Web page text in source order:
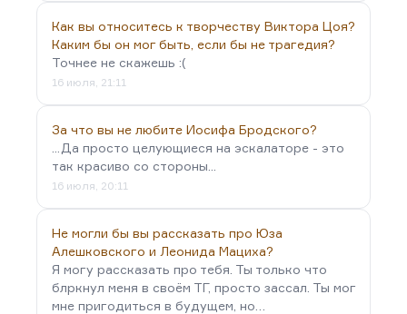
Как вы относитесь к творчеству Виктора Цоя?
Каким бы он мог быть, если бы не трагедия?
Точнее не скажешь :(
16 июля, 21:11
За что вы не любите Иосифа Бродского?
...Да просто целующиеся на эскалаторе - это
так красиво со стороны...
16 июля, 20:11
Не могли бы вы рассказать про Юза
Алешковского и Леонида Мациха?
Я могу рассказать про тебя. Ты только что
блркнул меня в своём ТГ, просто зассал. Ты мог
мне пригодиться в будущем, но…